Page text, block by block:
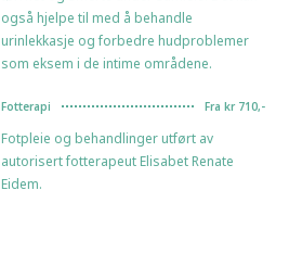
også hjelpe til med å behandle
urinlekkasje og forbedre hudproblemer
som eksem i de intime områdene.
Fotterapi Fra kr 710,-
Fotpleie og behandlinger utført av
autorisert fotterapeut Elisabet Renate
Eidem.